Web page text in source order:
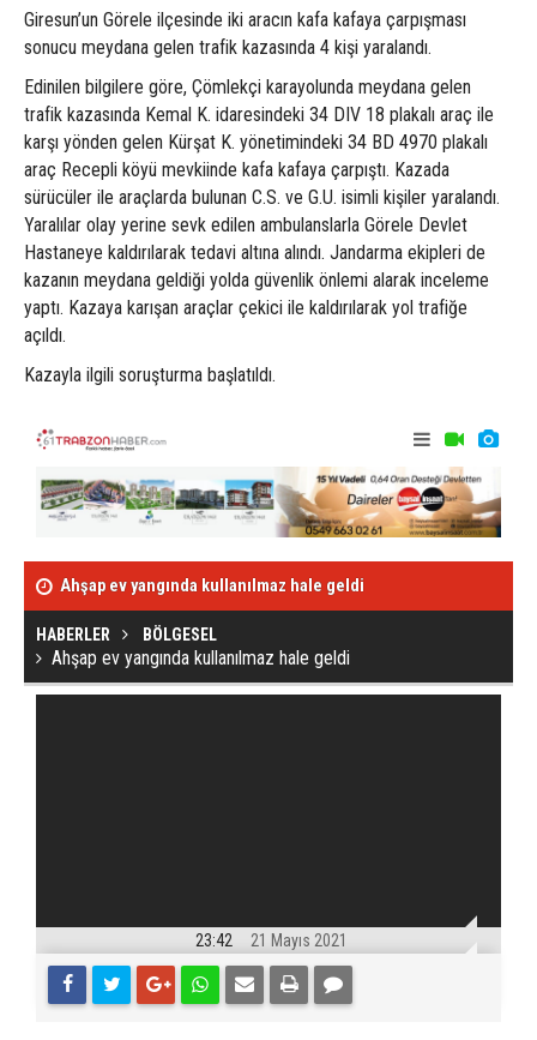
Giresun’un Görele ilçesinde iki aracın kafa kafaya çarpışması
sonucu meydana gelen trafik kazasında 4 kişi yaralandı.
Edinilen bilgilere göre, Çömlekçi karayolunda meydana gelen
trafik kazasında Kemal K. idaresindeki 34 DIV 18 plakalı araç ile
karşı yönden gelen Kürşat K. yönetimindeki 34 BD 4970 plakalı
araç Recepli köyü mevkiinde kafa kafaya çarpıştı. Kazada
sürücüler ile araçlarda bulunan C.S. ve G.U. isimli kişiler yaralandı.
Yaralılar olay yerine sevk edilen ambulanslarla Görele Devlet
Hastaneye kaldırılarak tedavi altına alındı. Jandarma ekipleri de
kazanın meydana geldiği yolda güvenlik önlemi alarak inceleme
yaptı. Kazaya karışan araçlar çekici ile kaldırılarak yol trafiğe
açıldı.
Kazayla ilgili soruşturma başlatıldı.
Ahşap ev yangında kullanılmaz hale geldi
HABERLER BÖLGESEL
Ahşap ev yangında kullanılmaz hale geldi
23:42 21 Mayıs 2021